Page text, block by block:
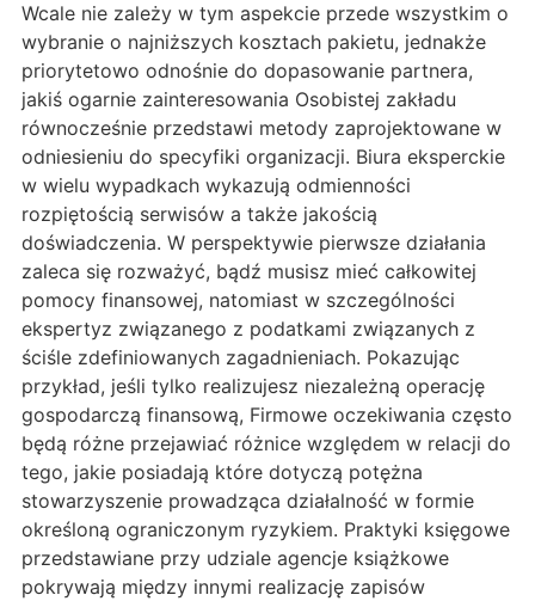
Wcale nie zależy w tym aspekcie przede wszystkim o
wybranie o najniższych kosztach pakietu, jednakże
priorytetowo odnośnie do dopasowanie partnera,
jakiś ogarnie zainteresowania Osobistej zakładu
równocześnie przedstawi metody zaprojektowane w
odniesieniu do specyfiki organizacji. Biura eksperckie
w wielu wypadkach wykazują odmienności
rozpiętością serwisów a także jakością
doświadczenia. W perspektywie pierwsze działania
zaleca się rozważyć, bądź musisz mieć całkowitej
pomocy finansowej, natomiast w szczególności
ekspertyz związanego z podatkami związanych z
ściśle zdefiniowanych zagadnieniach. Pokazując
przykład, jeśli tylko realizujesz niezależną operację
gospodarczą finansową, Firmowe oczekiwania często
będą różne przejawiać różnice względem w relacji do
tego, jakie posiadają które dotyczą potężna
stowarzyszenie prowadząca działalność w formie
określoną ograniczonym ryzykiem. Praktyki księgowe
przedstawiane przy udziale agencje książkowe
pokrywają między innymi realizację zapisów